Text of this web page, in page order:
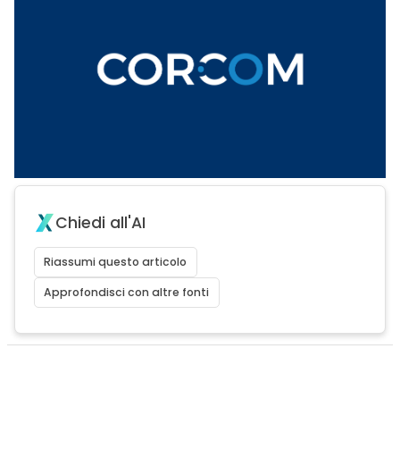
Chiedi all'AI
Riassumi questo articolo
Approfondisci con altre fonti